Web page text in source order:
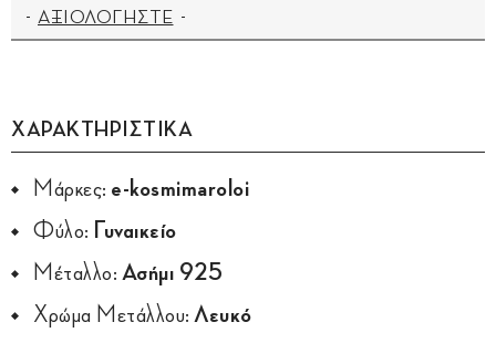
ΑΞΙΟΛΟΓΗΣΤΕ
ΧΑΡΑΚΤΗΡΙΣΤΙΚΑ
Μάρκες: e-kosmimaroloi
Φύλο:
Γυναικείο
Μέταλλο: Ασήμι 925
Χρώμα Μετάλλου: Λευκό